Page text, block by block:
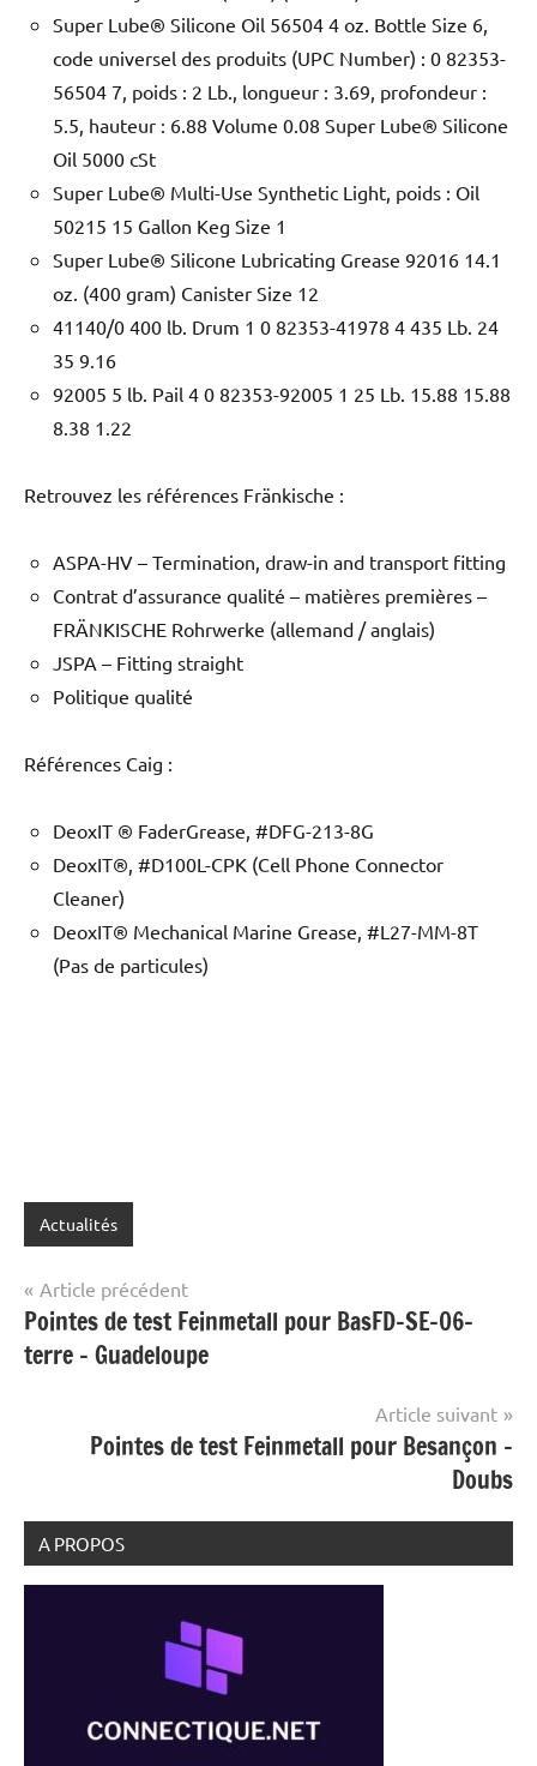
Super Lube® Silicone Oil 56504 4 oz. Bottle Size 6,
code universel des produits (UPC Number) : 0 82353-
56504 7, poids : 2 Lb., longueur : 3.69, profondeur :
5.5, hauteur : 6.88 Volume 0.08 Super Lube® Silicone
Oil 5000 cSt
Super Lube® Multi-Use Synthetic Light, poids : Oil
50215 15 Gallon Keg Size 1
Super Lube® Silicone Lubricating Grease 92016 14.1
oz. (400 gram) Canister Size 12
41140/0 400 lb. Drum 1 0 82353-41978 4 435 Lb. 24
35 9.16
92005 5 lb. Pail 4 0 82353-92005 1 25 Lb. 15.88 15.88
8.38 1.22
Retrouvez les références Fränkische :
ASPA-HV – Termination, draw-in and transport fitting
Contrat d’assurance qualité – matières premières –
FRÄNKISCHE Rohrwerke (allemand / anglais)
JSPA – Fitting straight
Politique qualité
Références Caig :
DeoxIT ® FaderGrease, #DFG-213-8G
DeoxIT®, #D100L-CPK (Cell Phone Connector
Cleaner)
DeoxIT® Mechanical Marine Grease, #L27-MM-8T
(Pas de particules)
Actualités
Navigation
de
l’article
Article précédent
Pointes de test Feinmetall pour BasFD-SE-06-
terre – Guadeloupe
Article suivant
Pointes de test Feinmetall pour Besançon –
Doubs
A PROPOS